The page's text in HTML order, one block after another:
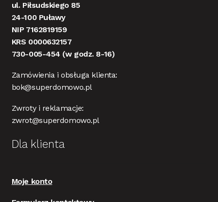
ul. Piłsudskiego 85
24-100 Puławy
NIP 7162819159
KRS 0000632157
730-005-454 (w godz. 8-16)
Zamówienia i obsługa klienta:
bok@superdomowo.pl
Zwroty i reklamacje:
zwrot@superdomowo.pl
Dla klienta
Moje konto